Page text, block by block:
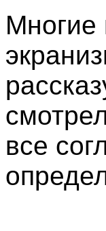
Многие
все